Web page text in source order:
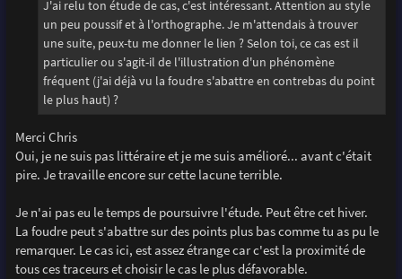
J'ai relu ton étude de cas, c'est intéressant. Attention au style
un peu poussif et à l'orthographe. Je m'attendais à trouver
une suite, peux-tu me donner le lien ? Selon toi, ce cas est il
particulier ou s'agit-il de l'illustration d'un phénomène
fréquent (j'ai déjà vu la foudre s'abattre en contrebas du point
le plus haut) ?
Merci Chris
Oui, je ne suis pas littéraire et je me suis amélioré... avant c'était
pire. Je travaille encore sur cette lacune terrible.
Je n'ai pas eu le temps de poursuivre l'étude. Peut être cet hiver.
La foudre peut s'abattre sur des points plus bas comme tu as pu le
remarquer. Le cas ici, est assez étrange car c'est la proximité de
tous ces traceurs et choisir le cas le plus défavorable.